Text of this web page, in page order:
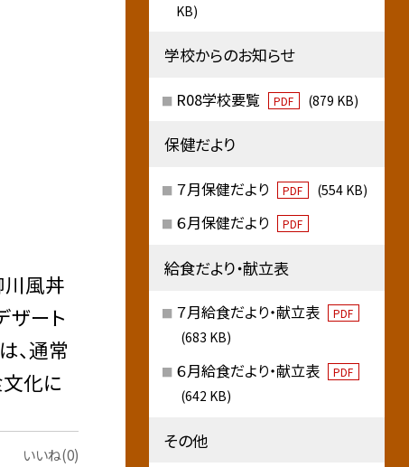
川風丼
ザート
、通常
化に
いいね(0)
KB)
学校からのお知らせ
R08学校要覧 PDF (879 KB)
保健だより
７月保健だより PDF (554 KB)
６月保健だより PDF
給食だより・献立表
７月給食だより・献立表 PDF
(683 KB)
６月給食だより・献立表 PDF
(642 KB)
その他